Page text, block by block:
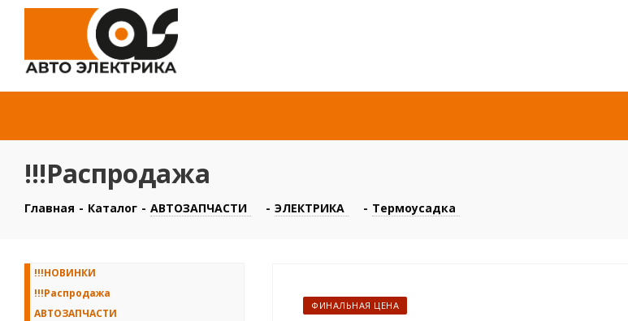
!!!Распродажа
Главная - Каталог - АВТОЗАПЧАСТИ - ЭЛЕКТРИКА - Термоусадка
ФИНАЛЬНАЯ ЦЕНА
!!!НОВИНКИ
!!!Распродажа
АВТОЗАПЧАСТИ